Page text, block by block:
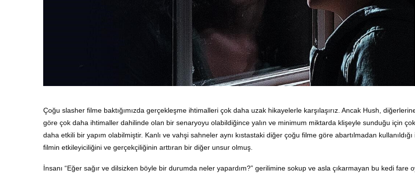
Çoğu slasher filme baktığımızda gerçekleşme ihtimalleri çok daha uzak hikayelerle karşılaşırız. Ancak Hush,
göre çok daha ihtimaller dahilinde olan bir senaryoyu olabildiğince yalın ve minimum miktarda klişeyle sunduğu için çok
daha etkili bir yapım olabilmiştir. Kanlı ve vahşi sahneler aynı kıstastaki diğer çoğu filme göre abartılmadan kullanıldığı
filmin etkileyiciliğini ve gerçekçiliğinin arttıran bir diğer unsur olmuş.
İnsanı “Eğer sağır ve dilsizken böyle bir durumda neler yapardım?” gerilimine sokup ve asla çıkarmayan bu kedi fare